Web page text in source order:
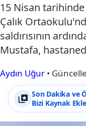
15 Nisan
Çalık
saldırısının
Mustafa,
Aydın Uğur •
Son Dakika ve
Bizi Kaynak